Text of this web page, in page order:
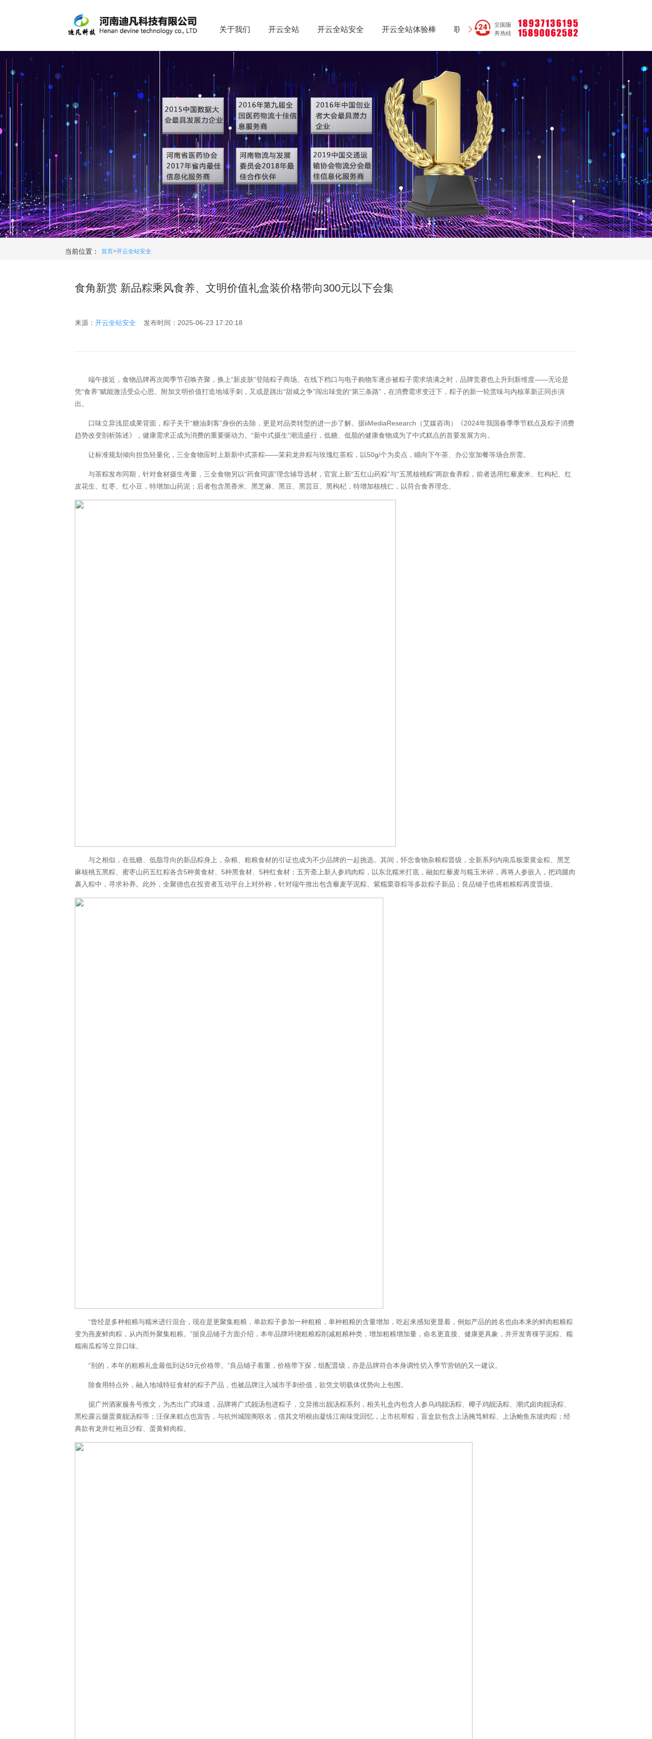
关于我们 开云全站 开云全站安全 开云全站体验棒 联系我们 网站地图
当前位置： 首页>开云全站安全
食角新赏 新品粽乘风食养、文明价值礼盒装价格带向300元以下会集
来源：开云全站安全 发布时间：2025-06-23 17:20:18
端午接近，食物品牌再次闻季节召唤齐聚，换上“新皮肤”登陆粽子商场。在线下档口与电子购物车逐步被粽子需求填满之时，品牌竞赛也上升到新维度——无论是
凭“食养”赋能激活受众心思、附加文明价值打造地域手刺，又或是跳出“甜咸之争”闯出味觉的“第三条路”，在消费需求变迁下，粽子的新一轮赏味与内核革新正同步演
出。
口味立异浅层成果背面，粽子关于“糖油刺客”身份的去除，更是对品类转型的进一步了解。据iiMediaResearch（艾媒咨询）《2024年我国春季季节糕点及粽子消费
趋势改变剖析陈述》，健康需求正成为消费的重要驱动力。“新中式摄生”潮流盛行，低糖、低脂的健康食物成为了中式糕点的首要发展方向。
让标准规划倾向担负轻量化，三全食物应时上新新中式茶粽——茉莉龙井粽与玫瑰红茶粽，以50g/个为卖点，瞄向下午茶、办公室加餐等场合所需。
与茶粽发布同期，针对食材摄生考量，三全食物另以“药食同源”理念辅导选材，官宣上新“五红山药粽”与“五黑核桃粽”两款食养粽，前者选用红藜麦米、红枸杞、红
皮花生、红枣、红小豆，特增加山药泥；后者包含黑香米、黑芝麻、黑豆、黑芸豆、黑枸杞，特增加核桃仁，以符合食养理念。
与之相似，在低糖、低脂导向的新品粽身上，杂粮、粗粮食材的引证也成为不少品牌的一起挑选。其间，怀念食物杂粮粽晋级，全新系列内南瓜板栗黄金粽、黑芝
麻核桃五黑粽、蜜枣山药五红粽各含5种黄食材、5种黑食材、5种红食材；五芳斋上新人参鸡肉粽，以东北糯米打底，融如红藜麦与糯玉米碎，再将人参嵌入，把鸡腿肉
裹入粽中，寻求补养。此外，全聚德也在投资者互动平台上对外称，针对端午推出包含藜麦芋泥粽、紫糯栗蓉粽等多款粽子新品；良品铺子也将粗粮粽再度晋级。
“曾经是多种粗粮与糯米进行混合，现在是更聚集粗粮，单款粽子参加一种粗粮，单种粗粮的含量增加，吃起来感知更显着，例如产品的姓名也由本来的鲜肉粗粮粽
变为燕麦鲜肉粽，从内而外聚集粗粮。”据良品铺子方面介绍，本年品牌环绕粗粮粽削减粗粮种类，增加粗粮增加量，命名更直接、健康更具象，并开发青稞芋泥粽、糯
糯南瓜粽等立异口味。
“别的，本年的粗粮礼盒最低到达59元价格带。”良品铺子着重，价格带下探，组配晋级，亦是品牌符合本身调性切入季节营销的又一建议。
除食用特点外，融入地域特征食材的粽子产品，也被品牌注入城市手刺价值，欲凭文明载体优势向上包围。
据广州酒家服务号推文，为杰出广式味道，品牌将广式靓汤包进粽子，立异推出靓汤粽系列，相关礼盒内包含人参乌鸡靓汤粽、椰子鸡靓汤粽、潮式卤肉靓汤粽、
黑松露云腿蛋黄靓汤粽等；汪保来糕点也宣告，与杭州城隍阁联名，借其文明根由凝练江南味觉回忆，上市杭帮粽，盲盒款包含上汤腌笃鲜粽、上汤鲍鱼东坡肉粽；经
典款有龙井红袍豆沙粽、蛋黄鲜肉粽。